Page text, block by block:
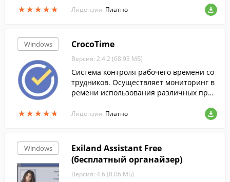
★★★★★
★★★★★ Лицензия: Платно
Windows
★★★★★
★★★★★
CrocoTime
Версия: 2.4.2 (68.93 МБ)
Система контроля рабочего времени со
трудников. Осуществляет мониторинг в
ремени использования различных прог
Лицензия: Платно
Windows
Exiland Assistant Free
(бесплатный органайзер)
Версия: 4.6 (8.06 МБ)